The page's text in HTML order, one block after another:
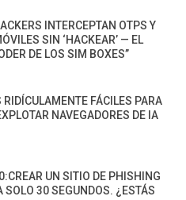
INTERCEPTAN OTPS Y
SIN ‘HACKEAR’ — EL
DE LOS SIM BOXES”
RIDÍCULAMENTE FÁCILES PARA
NAVEGADORES DE IA
UN SITIO DE PHISHING
SOLO 30 SEGUNDOS. ¿ESTÁS